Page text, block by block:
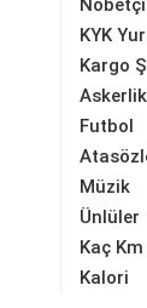
KYK
Kargo
Askerlik
Futbol
Müzik
Ünlüler
Kaç Km
Kalori